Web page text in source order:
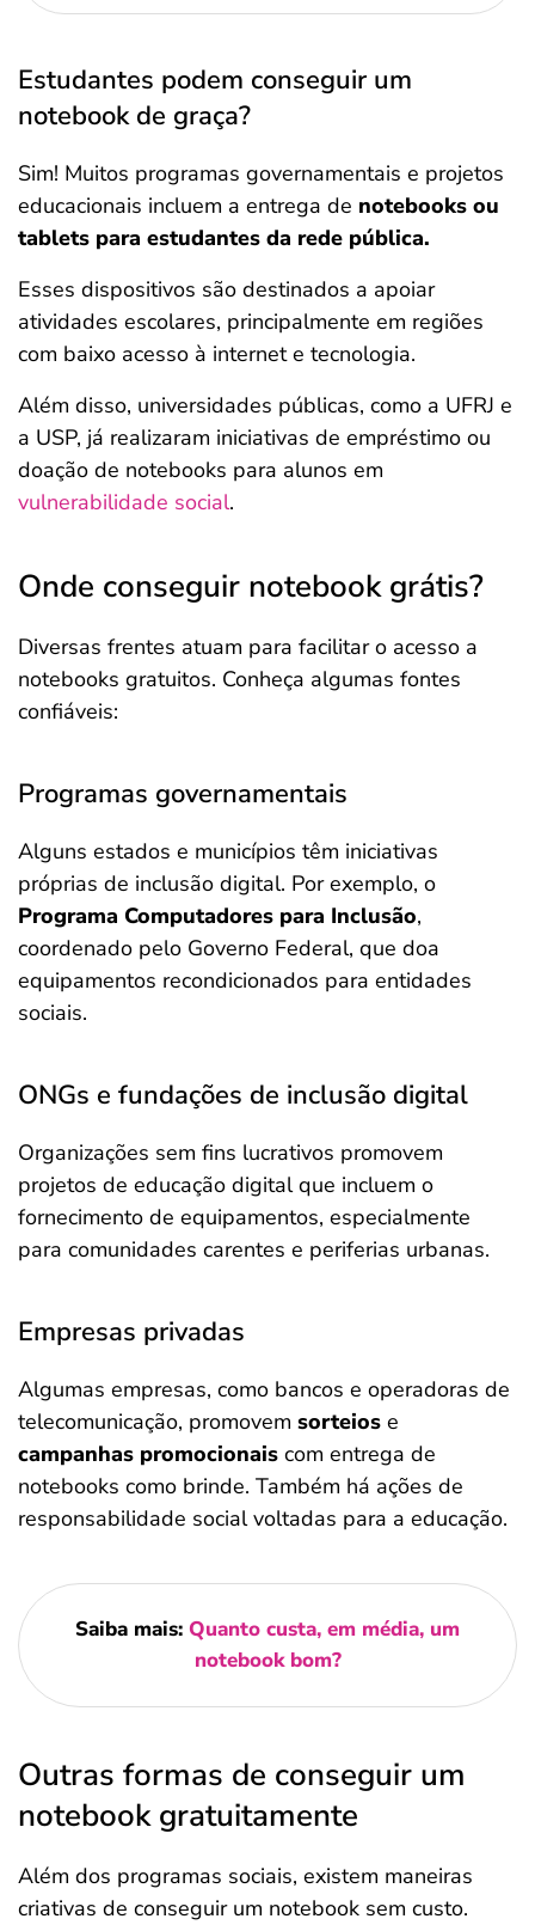
Estudantes podem conseguir um
notebook de graça?
Sim! Muitos programas governamentais e projetos
educacionais incluem a entrega de notebooks ou
tablets para estudantes da rede pública.
Esses dispositivos são destinados a apoiar
atividades escolares, principalmente em regiões
com baixo acesso à internet e tecnologia.
Além disso, universidades públicas, como a UFRJ e
a USP, já realizaram iniciativas de empréstimo ou
doação de notebooks para alunos em
vulnerabilidade social.
Onde conseguir notebook grátis?
Diversas frentes atuam para facilitar o acesso a
notebooks gratuitos. Conheça algumas fontes
confiáveis:
Programas governamentais
Alguns estados e municípios têm iniciativas
próprias de inclusão digital. Por exemplo, o
Programa Computadores para Inclusão,
coordenado pelo Governo Federal, que doa
equipamentos recondicionados para entidades
sociais.
ONGs e fundações de inclusão digital
Organizações sem fins lucrativos promovem
projetos de educação digital que incluem o
fornecimento de equipamentos, especialmente
para comunidades carentes e periferias urbanas.
Empresas privadas
Algumas empresas, como bancos e operadoras de
telecomunicação, promovem sorteios e
campanhas promocionais com entrega de
notebooks como brinde. Também há ações de
responsabilidade social voltadas para a educação.
Saiba mais: Quanto custa, em média, um
notebook bom?
Outras formas de conseguir um
notebook gratuitamente
Além dos programas sociais, existem maneiras
criativas de conseguir um notebook sem custo.